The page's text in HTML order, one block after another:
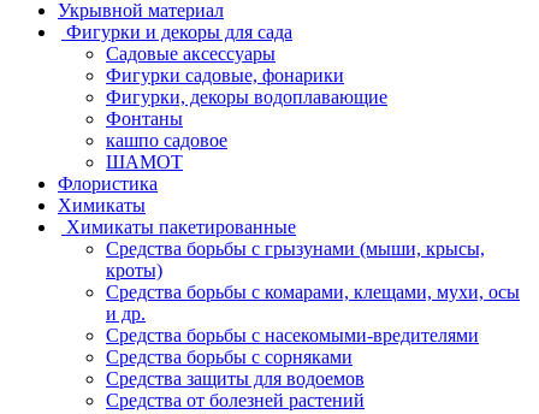
Укрывной материал
Фигурки и декоры для сада
Садовые аксессуары
Фигурки садовые, фонарики
Фигурки, декоры водоплавающие
Фонтаны
кашпо садовое
ШАМОТ
Флористика
Химикаты
Химикаты пакетированные
Средства борьбы с грызунами (мыши, крысы,
кроты)
Средства борьбы с комарами, клещами, мухи, осы
и др.
Средства борьбы с насекомыми-вредителями
Средства борьбы с сорняками
Средства защиты для водоемов
Средства от болезней растений